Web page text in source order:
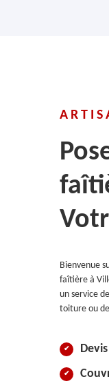
Bienvenue
faîtière à
un service
toiture ou